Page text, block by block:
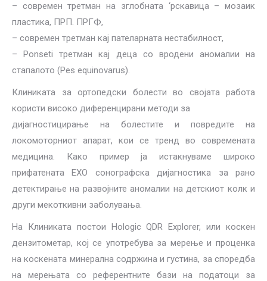
– современ третман на зглобната ‘рскавица – мозаик
пластика, ПРП. ПРГФ,
– современ третман кај пателарната нестабилност,
– Рonseti третман кај деца со вродени аномалии на
стапалото (Pes equinovarus).
Клиниката за ортопедски болести во својата работа
користи високо диференцирани методи за
дијагностицирање на болестите и повредите на
локомоторниот апарат, кои се тренд во современата
медицина. Како пример ја истакнуваме широко
прифатената ЕХО сонографска дијагностика за рано
детектирање на развојните аномалии на детскиот колк и
други мекоткивни заболувања.
На Клиниката постои Hologic QDR Explorer, или коскен
дензитометар, кој се употребува за мерење и проценка
на коскената минерална содржина и густина, за споредба
на мерењата со референтните бази на податоци за